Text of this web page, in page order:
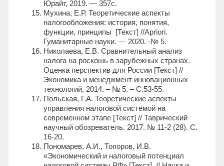
Юрайт, 2019. — 357с.
Мухина, Е.Р. Теоретические аспекты
налогообложения: история, понятия,
функции, принципы [Текст] //Apriori.
Гуманитарные науки. — 2020. -№ 5.
Николаева, Е.В. Сравнительный анализ
налога на роскошь в зарубежных странах.
Оценка перспектив для России [Текст] //
Экономика и менеджмент инновационных
технологий, 2014. – № 5. – С.53-55.
Польская, Г.А. Теоретические аспекты
управления налоговой системой на
современном этапе [Текст] // Таврический
научный обозреватель. 2017. № 11-2 (28). С.
16-20.
Пономарев, А.И., Топоров, И.В.
«Экономический и налоговый потенциал